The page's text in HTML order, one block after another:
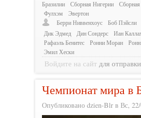
Бразилии
Сборная Нигерии
Фулхэм
Эвертон
Берри Ниввенхоус
Боб Пэйсли
Дик Эдмед
Дин Сондерс
Иан
Рафаэль Бенитес
Ронни Моран
Эмил Хески
Войдите на сайт для
Чемпионат мира в
Опубликовано dzien-Blr в Вс,